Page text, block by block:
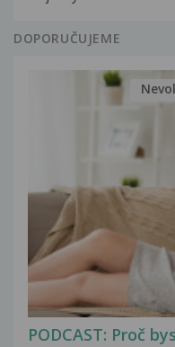
DOPORUČUJEME
PODCAST: Proč